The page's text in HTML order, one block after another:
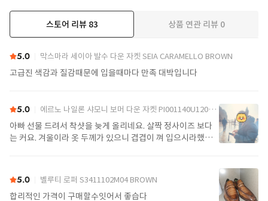
스토어 리뷰 83 상품 연관 리뷰 0
5.0 막스마라 세이아 발수 다운 자켓 SEIA CARAMELLO BROWN
고급진 색감과 질감때문에 입을때마다 만족 대박입니다
5.0 에르노 나일론 샤모니 보머 다운 자켓 PI001140U12004Z 9389 Black
아빠 선물 드려서 착샷을 늦게 올리네요. 살짝 정사이즈 보다
는 커요. 겨울이라 옷 두께가 있으니 겹겹이 껴 입으시라했어
5.0 벨루티 로퍼 S3411102M04 BROWN
합리적인 가격이 구매할수잇어서 좋습다